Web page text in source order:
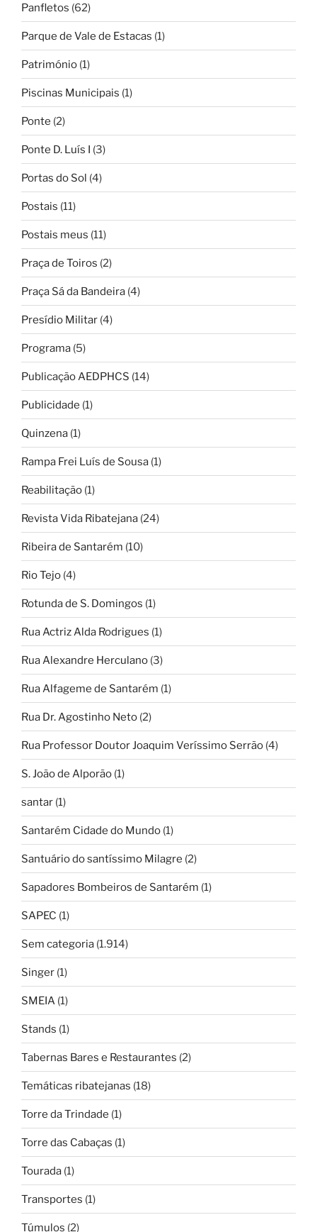
Panfletos (62)
Parque de Vale de Estacas (1)
Património (1)
Piscinas Municipais (1)
Ponte (2)
Ponte D. Luís I (3)
Portas do Sol (4)
Postais (11)
Postais meus (11)
Praça de Toiros (2)
Praça Sá da Bandeira (4)
Presídio Militar (4)
Programa (5)
Publicação AEDPHCS (14)
Publicidade (1)
Quinzena (1)
Rampa Frei Luís de Sousa (1)
Reabilitação (1)
Revista Vida Ribatejana (24)
Ribeira de Santarém (10)
Rio Tejo (4)
Rotunda de S. Domingos (1)
Rua Actriz Alda Rodrigues (1)
Rua Alexandre Herculano (3)
Rua Alfageme de Santarém (1)
Rua Dr. Agostinho Neto (2)
Rua Professor Doutor Joaquim Veríssimo Serrão (4)
S. João de Alporão (1)
santar (1)
Santarém Cidade do Mundo (1)
Santuário do santíssimo Milagre (2)
Sapadores Bombeiros de Santarém (1)
SAPEC (1)
Sem categoria (1.914)
Singer (1)
SMEIA (1)
Stands (1)
Tabernas Bares e Restaurantes (2)
Temáticas ribatejanas (18)
Torre da Trindade (1)
Torre das Cabaças (1)
Tourada (1)
Transportes (1)
Túmulos (2)